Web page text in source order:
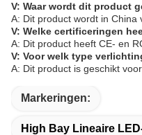
V: Waar wordt dit product
A: Dit product wordt in China
V: Welke certificeringen
A: Dit product heeft CE- en
V: Voor welk type
A: Dit product is geschikt
Markeringen:
High Bay Lineaire